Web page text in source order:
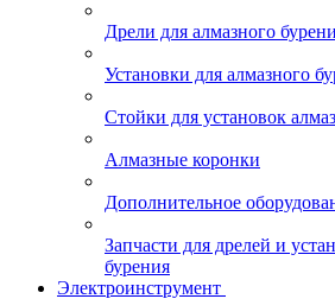
Дрели для алмазного
Установки для алмазного
Стойки для установок
Алмазные коронки
Дополнительное
Запчасти для дрелей и
бурения
Электроинструмент